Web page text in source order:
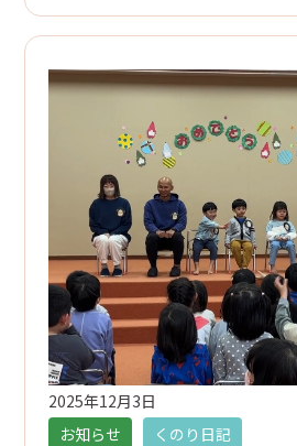
定員
経費
入園の流れ
トピックス
お知らせ
くのり日記
2025年12月3日
お知らせ
くのり日記